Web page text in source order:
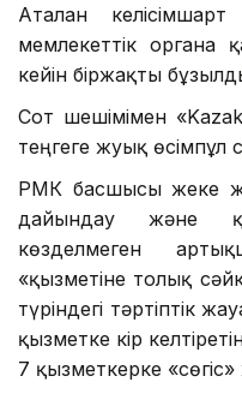
Аталған
мемлекеттік органға
кейін біржақты
Сот шешімімен
теңгеге жуық өсімпұл
РМК басшысы жеке
дайындау және
көзделмеген
«қызметіне толық
түріндегі тәртіптік
қызметке кір
7 қызметкерке